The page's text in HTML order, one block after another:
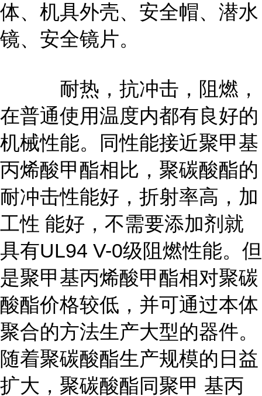
体、机具外壳、安全帽、潜水
镜、安全镜片。
耐热，抗冲击，阻燃，
在普通使用温度内都有良好的
机械性能。同性能接近聚甲基
丙烯酸甲酯相比，聚碳酸酯的
耐冲击性能好，折射率高，加
工性 能好，不需要添加剂就
具有UL94 V-0级阻燃性能。但
是聚甲基丙烯酸甲酯相对聚碳
酸酯价格较低，并可通过本体
聚合的方法生产大型的器件。
随着聚碳酸酯生产规模的日益
扩大，聚碳酸酯同聚甲 基丙